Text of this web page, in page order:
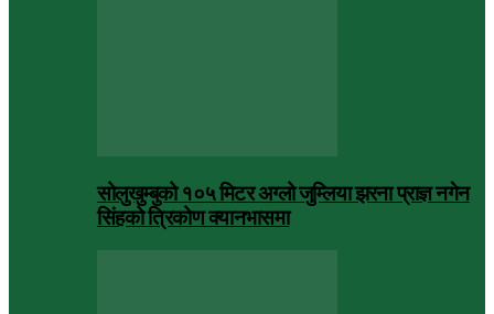
सोलुखुम्बुको १०५ मिटर अग्लो जुम्लिया झरना प्राज्ञ नगेन
सिंहको त्रिकोण क्यानभासमा